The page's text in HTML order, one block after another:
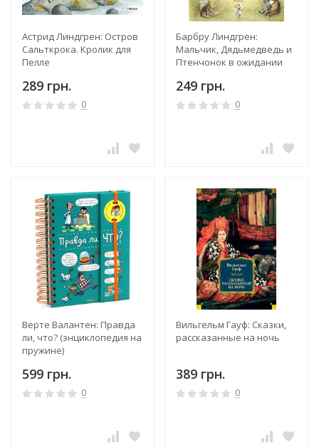
Астрид Линдгрен: Остров
Сальткрока. Кролик для
Пелле
289 грн.
0
Барбру Линдгрен:
Мальчик, Дядьмедведь и
Птенчонок в ожидании
249 грн.
0
Верте Валантен: Правда
ли, что? (энциклопедия на
пружине)
599 грн.
0
Вильгельм Гауф: Сказки,
рассказанные на ночь
389 грн.
0